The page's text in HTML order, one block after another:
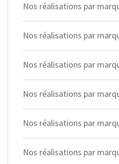
Nos réalisations par
Nos réalisations par
Nos réalisations par
Nos réalisations par
Nos réalisations par
Nos réalisations par